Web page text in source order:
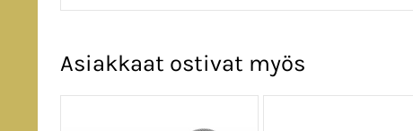
Asiakkaat ostivat myös